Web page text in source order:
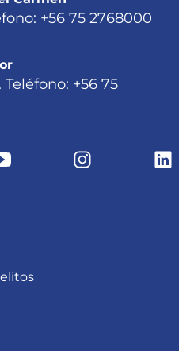
+56 75 2768000
+56 75